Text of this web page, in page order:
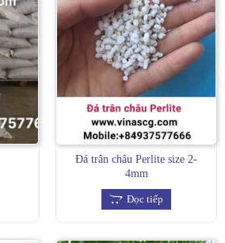
Đá trân châu Perlite size 2-
4mm
Đọc tiếp